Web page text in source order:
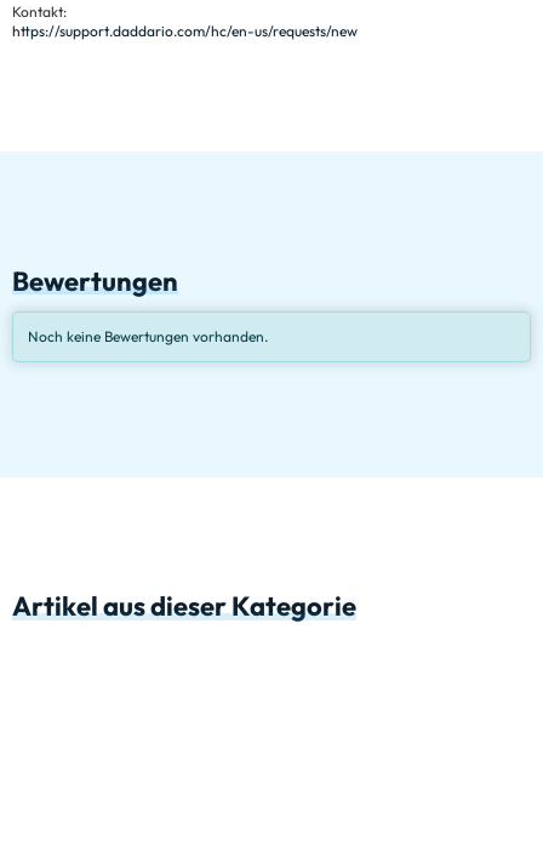
Kontakt:
https://support.daddario.com/hc/en-us/requests/new
Bewertungen
Noch keine Bewertungen vorhanden.
Artikel aus dieser Kategorie